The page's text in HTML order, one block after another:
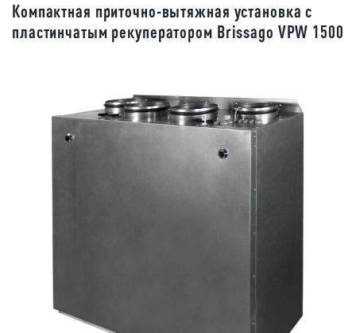
Компактная приточно-вытяжная установка с
пластинчатым рекуператором Brissago VPW 1500